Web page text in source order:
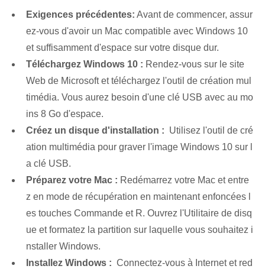
Exigences précédentes: Avant de commencer,⁤ assur
ez-vous d'avoir un Mac⁣ compatible avec Windows 10
et suffisamment d'espace sur votre disque dur.
Téléchargez⁤ Windows 10 : Rendez-vous sur le site
Web de Microsoft et téléchargez l'outil de création mul
timédia. Vous aurez besoin d'une clé USB avec au mo
ins 8 Go d'espace.
Créez un disque d'installation : ⁤ Utilisez l'outil de cré
ation multimédia pour graver l'image Windows 10 sur l
a clé USB.
Préparez votre Mac : Redémarrez votre Mac⁢ et entre
z en mode de récupération⁢ en maintenant enfoncées l
es touches Commande et⁤ R. Ouvrez l'Utilitaire de disq
ue et formatez la partition sur laquelle vous souhaitez i
nstaller Windows.
Installez Windows : ⁢ Connectez-vous à Internet et red